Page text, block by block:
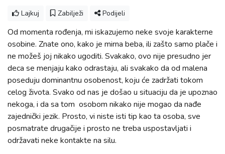
Lajkuj Zabilježi Podijeli
Od momenta rođenja, mi iskazujemo neke svoje karakterne
osobine. Znate ono, kako je mirna beba, ili zašto samo plače i
ne možeš joj nikako ugoditi. Svakako, ovo nije presudno jer
deca se menjaju kako odrastaju, ali svakako da od malena
poseduju dominantnu osobenost, koju će zadržati tokom
celog života. Svako od nas je došao u situaciju da je upoznao
nekoga, i da sa tom osobom nikako nije mogao da nađe
zajednički jezik. Prosto, vi niste isti tip kao ta osoba, sve
posmatrate drugačije i prosto ne treba uspostavljati i
održavati neke kontakte na silu.